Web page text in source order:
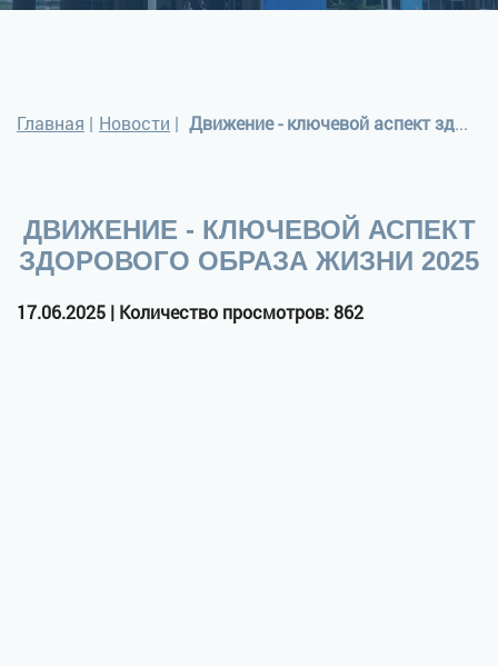
Главная | Новости | Движение - ключевой аспект здорового образа жизни 2025
ДВИЖЕНИЕ - КЛЮЧЕВОЙ АСПЕКТ
ЗДОРОВОГО ОБРАЗА ЖИЗНИ 2025
17.06.2025 | Количество просмотров: 862